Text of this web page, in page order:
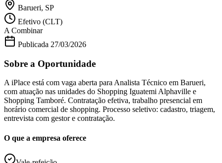
Segurança
Cultura
Meio Ambiente
Obras
Educação
Selecione sua regiãoPara notícias da sua região
AldeiaAldeia da SerraAldeia de BarueriAlphavilleBairro
JubranBelvalBethavilleBoa
VistaCalifórnia CarapicuíbaCentroChácaras Marco
Militar ItapeviJandiraJardim Audir
Esperança
Barueri, SP
Efetivo (CLT)
A Combinar
Publicada 27/03/2026
Sobre a Oportunidade
A iPlace está com vaga aberta para Analista Técnico em Barueri,
com atuação nas unidades do Shopping Iguatemi Alphaville e
Shopping Tamboré. Contratação efetiva, trabalho presencial em
horário comercial de shopping. Processo seletivo: cadastro, triagem,
entrevista com gestor e contratação.
O que a empresa oferece